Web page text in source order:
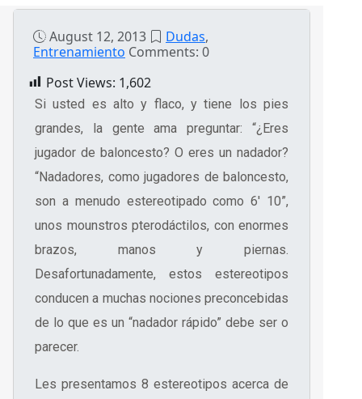
August 12, 2013 Dudas,
Entrenamiento Comments: 0
Post Views: 1,602
Si usted es alto y flaco, y tiene los pies
grandes, la gente ama preguntar: “¿Eres
jugador de baloncesto? O eres un nadador?
“Nadadores, como jugadores de baloncesto,
son a menudo estereotipado como 6′ 10”,
unos mounstros pterodáctilos, con enormes
brazos, manos y piernas.
Desafortunadamente, estos estereotipos
conducen a muchas nociones preconcebidas
de lo que es un “nadador rápido” debe ser o
parecer.
Les presentamos 8 estereotipos acerca de